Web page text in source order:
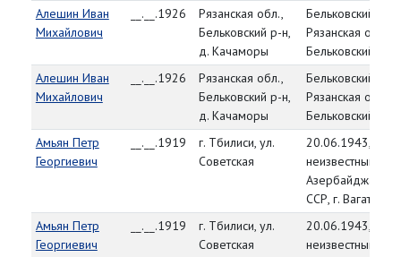
Алешин Иван
Михайлович
__.__.1926
Рязанская обл.,
Бельковский р-н,
д. Качаморы
Бельковский РВК,
Рязанская обл.,
Бельковский р-н
Алешин Иван
Михайлович
__.__.1926
Рязанская обл.,
Бельковский р-н,
д. Качаморы
Бельковский РВК,
Рязанская обл.,
Бельковский р-н
Амьян Петр
Георгиевич
__.__.1919
г. Тбилиси, ул.
Советская
20.06.1943,
неизвестный
ССР, г. Вагатолы
Амьян Петр
Георгиевич
__.__.1919
г. Тбилиси, ул.
Советская
20.06.1943,
неизвестный